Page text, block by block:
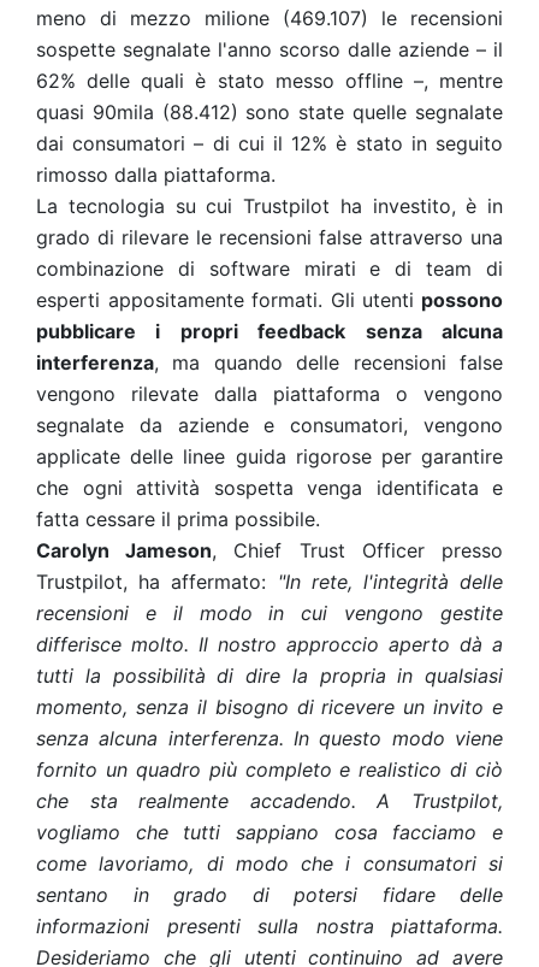
meno di mezzo milione (469.107) le recensioni
sospette segnalate l'anno scorso dalle aziende – il
62% delle quali è stato messo offline –, mentre
quasi 90mila (88.412) sono state quelle segnalate
dai consumatori – di cui il 12% è stato in seguito
rimosso dalla piattaforma.
La tecnologia su cui Trustpilot ha investito, è in
grado di rilevare le recensioni false attraverso una
combinazione di software mirati e di team di
esperti appositamente formati. Gli utenti possono
pubblicare i propri feedback senza alcuna
interferenza, ma quando delle recensioni false
vengono rilevate dalla piattaforma o vengono
segnalate da aziende e consumatori, vengono
applicate delle linee guida rigorose per garantire
che ogni attività sospetta venga identificata e
fatta cessare il prima possibile.
Carolyn Jameson, Chief Trust Officer presso
Trustpilot, ha affermato: "In rete, l'integrità delle
recensioni e il modo in cui vengono gestite
differisce molto. Il nostro approccio aperto dà a
tutti la possibilità di dire la propria in qualsiasi
momento, senza il bisogno di ricevere un invito e
senza alcuna interferenza. In questo modo viene
fornito un quadro più completo e realistico di ciò
che sta realmente accadendo. A Trustpilot,
vogliamo che tutti sappiano cosa facciamo e
come lavoriamo, di modo che i consumatori si
sentano in grado di potersi fidare delle
informazioni presenti sulla nostra piattaforma.
Desideriamo che gli utenti continuino ad avere